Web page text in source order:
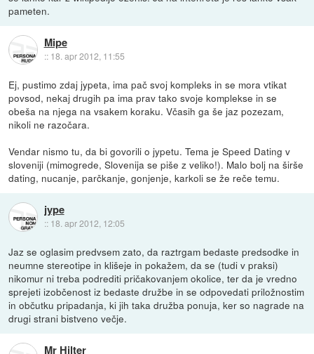
pameten.
Mipe
:: 18. apr 2012, 11:55
Ej, pustimo zdaj jypeta, ima pač svoj kompleks in se mora vtikat
povsod, nekaj drugih pa ima prav tako svoje komplekse in se
obeša na njega na vsakem koraku. Včasih ga še jaz pozezam,
nikoli ne razočara.
Vendar nismo tu, da bi govorili o jypetu. Tema je Speed Dating v
sloveniji (mimogrede, Slovenija se piše z veliko!). Malo bolj na širše
dating, nucanje, parčkanje, gonjenje, karkoli se že reče temu.
jype
:: 18. apr 2012, 12:05
Jaz se oglasim predvsem zato, da raztrgam bedaste predsodke in
neumne stereotipe in klišeje in pokažem, da se (tudi v praksi)
nikomur ni treba podrediti pričakovanjem okolice, ter da je vredno
sprejeti izobčenost iz bedaste družbe in se odpovedati priložnostim
in občutku pripadanja, ki jih taka družba ponuja, ker so nagrade na
drugi strani bistveno večje.
Mr Hilter